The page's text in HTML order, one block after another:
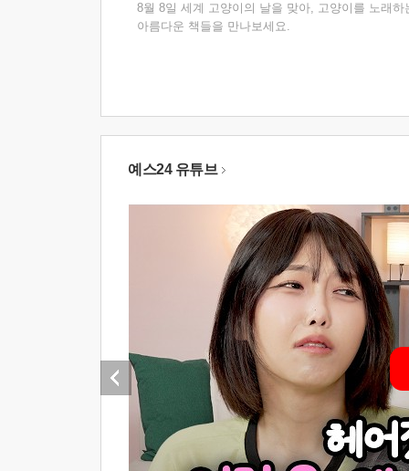
8월 8일 세계 고양이의 날을 맞아, 고양이를 노래하
아름다운 책들을 만나보세요.
예스24 유튜브